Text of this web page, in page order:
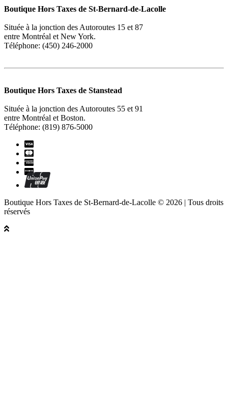
Boutique Hors Taxes de St-Bernard-de-Lacolle
Située à la jonction des Autoroutes 15 et 87
entre Montréal et New York.
Téléphone: (450) 246-2000
Boutique Hors Taxes de Stanstead
Située à la jonction des Autoroutes 55 et 91
entre Montréal et Boston.
Téléphone: (819) 876-5000
Boutique Hors Taxes de St-Bernard-de-Lacolle © 2026 | Tous droits
réservés